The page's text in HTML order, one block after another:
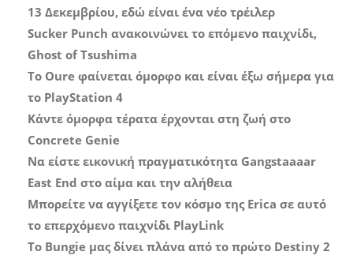
13 Δεκεμβρίου, εδώ είναι ένα νέο τρέιλερ
Sucker Punch ανακοινώνει το επόμενο παιχνίδι,
Ghost of Tsushima
Το Oure φαίνεται όμορφο και είναι έξω σήμερα για
το PlayStation 4
Κάντε όμορφα τέρατα έρχονται στη ζωή στο
Concrete Genie
Να είστε εικονική πραγματικότητα Gangstaaaar
East End στο αίμα και την αλήθεια
Μπορείτε να αγγίξετε τον κόσμο της Erica σε αυτό
το επερχόμενο παιχνίδι PlayLink
Το Bungie μας δίνει πλάνα από το πρώτο Destiny 2